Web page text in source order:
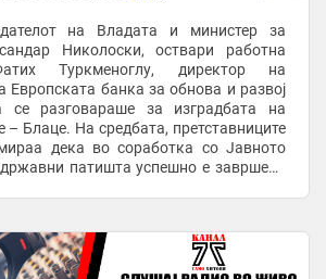
на Владата и министер за
Николоски, оствари работна
Туркменоглу, директор на
Европската банка за обнова и развој
се разговараше за изградбата на
претставниците
дека во соработка со Јавното
државни патишта успешно е завршена